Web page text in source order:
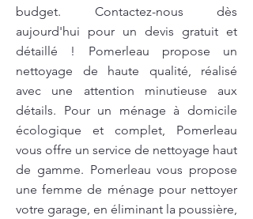
budget. Contactez-nous dès
aujourd'hui pour un devis gratuit et
détaillé ! Pomerleau propose un
nettoyage de haute qualité, réalisé
avec une attention minutieuse aux
détails. Pour un ménage à domicile
écologique et complet, Pomerleau
vous offre un service de nettoyage haut
de gamme. Pomerleau vous propose
une femme de ménage pour nettoyer
votre garage, en éliminant la poussière,